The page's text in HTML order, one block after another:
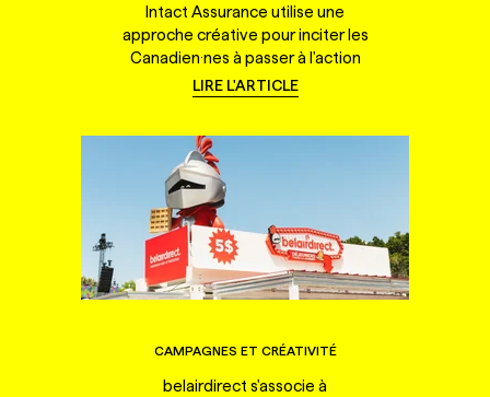
Intact Assurance utilise une
approche créative pour inciter les
Canadien·nes à passer à l'action
LIRE L'ARTICLE
CAMPAGNES ET CRÉATIVITÉ
belairdirect s'associe à